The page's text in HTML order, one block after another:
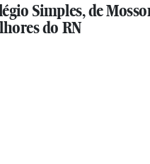
Simples, de
do RN